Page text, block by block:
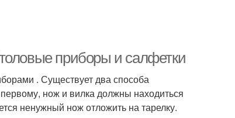
приборы и салфетки
. Существует два способа
нож и вилка должны находиться
ненужный нож отложить на тарелку.